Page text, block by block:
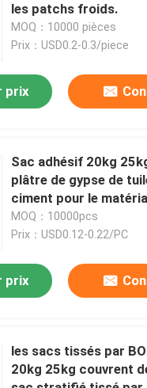
sacs
les patchs froids.
MOQ：10000 pièces
Prix：USD0.2-0.3/piece
prix
Sac adhésif 20kg
plâtre de gypse de
ciment pour le
construction
MOQ：10000pcs
Prix：USD0.12-0.22/PC
prix
les sacs tissés par
20kg 25kg couvrent